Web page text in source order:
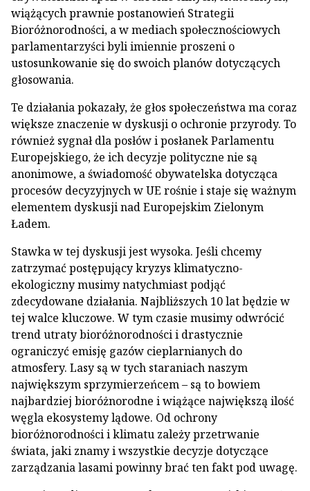
wiążących prawnie postanowień Strategii
Bioróżnorodności, a w mediach społecznościowych
parlamentarzyści byli imiennie proszeni o
ustosunkowanie się do swoich planów dotyczących
głosowania.
Te działania pokazały, że głos społeczeństwa ma coraz
większe znaczenie w dyskusji o ochronie przyrody. To
również sygnał dla posłów i posłanek Parlamentu
Europejskiego, że ich decyzje polityczne nie są
anonimowe, a świadomość obywatelska dotycząca
procesów decyzyjnych w UE rośnie i staje się ważnym
elementem dyskusji nad Europejskim Zielonym
Ładem.
Stawka w tej dyskusji jest wysoka. Jeśli chcemy
zatrzymać postępujący kryzys klimatyczno-
ekologiczny musimy natychmiast podjąć
zdecydowane działania. Najbliższych 10 lat będzie w
tej walce kluczowe. W tym czasie musimy odwrócić
trend utraty bioróżnorodności i drastycznie
ograniczyć emisję gazów cieplarnianych do
atmosfery. Lasy są w tych staraniach naszym
największym sprzymierzeńcem – są to bowiem
najbardziej bioróżnorodne i wiążące największą ilość
węgla ekosystemy lądowe. Od ochrony
bioróżnorodności i klimatu zależy przetrwanie
świata, jaki znamy i wszystkie decyzje dotyczące
zarządzania lasami powinny brać ten fakt pod uwagę.